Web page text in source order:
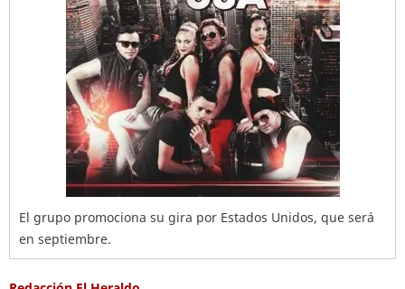
El grupo promociona su gira por Estados Unidos, que será
en septiembre.